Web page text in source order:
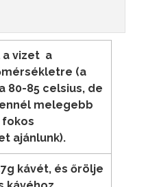
a vizet a
(a
80-85 celsius, de
melegebb
fokos
ajánlunk).
kávét, és őrölje